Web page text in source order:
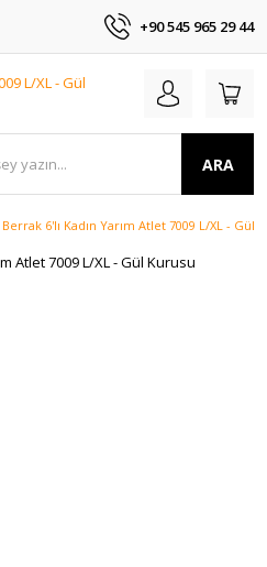
+90 545 965 29 44
ARA
Berrak 6'lı Kadın Yarım Atlet 7009 L/XL - Gül